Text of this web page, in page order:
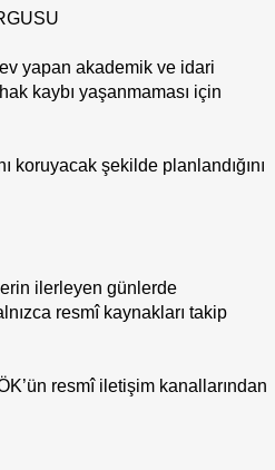
yapan akademik ve idari
kaybı yaşanmaması için
koruyacak şekilde planlandığını
ilerleyen günlerde
resmî kaynakları takip
resmî iletişim kanallarından